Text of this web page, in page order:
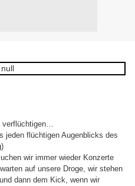
verflüchtigen…
jeden flüchtigen Augenblicks des
wir immer wieder Konzerte
auf unsere Droge, wir stehen
dann dem Kick, wenn wir